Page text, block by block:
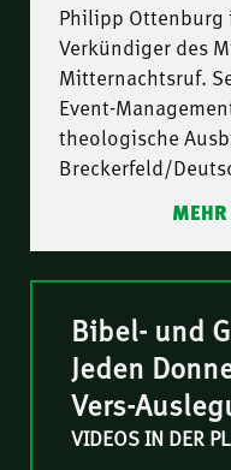
Philipp
Verkündiger des
Mitternachtsruf.
Event-
theologische
Breckerfeld/
Bibel- und
Jeden
Vers-
VIDEOS IN DER